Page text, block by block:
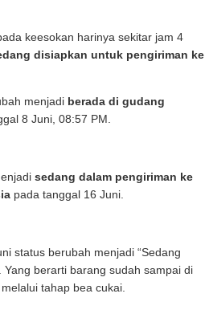
keesokan harinya sekitar jam 4
disiapkan untuk pengiriman ke
menjadi berada di gudang
8 Juni, 08:57 PM.
sedang dalam pengiriman ke
pada tanggal 16 Juni.
status berubah menjadi “Sedang
Yang berarti barang sudah sampai di
tahap bea cukai.